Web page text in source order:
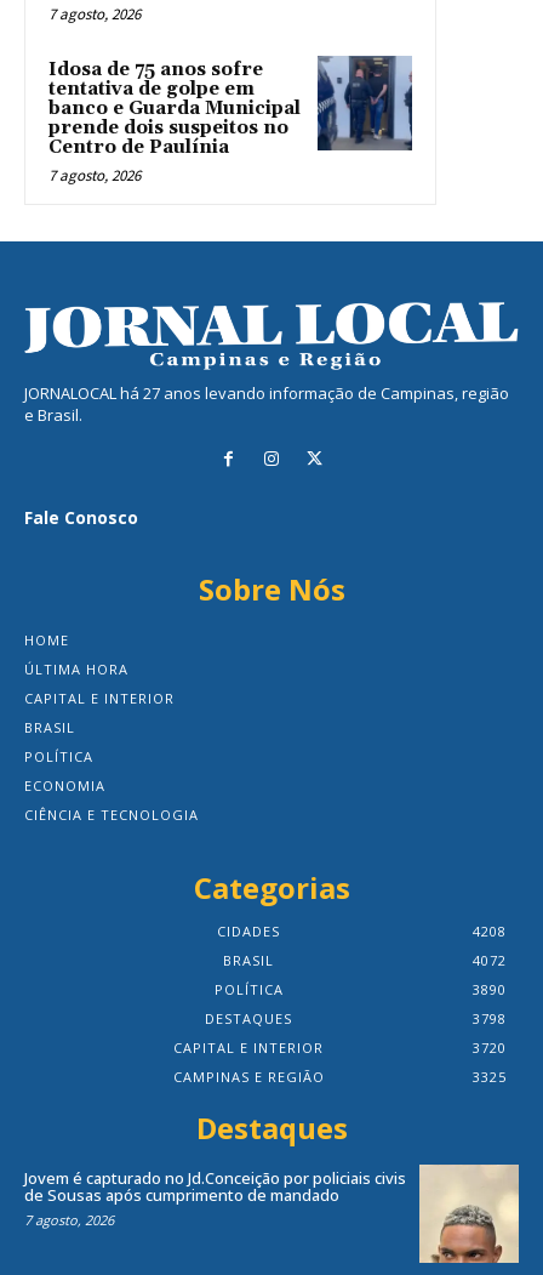
7 agosto, 2026
Idosa de 75 anos sofre
tentativa de golpe em
banco e Guarda Municipal
prende dois suspeitos no
Centro de Paulínia
7 agosto, 2026
JORNALOCAL há 27 anos levando informação de Campinas, região
e Brasil.
Fale Conosco
Sobre Nós
HOME
ÚLTIMA HORA
CAPITAL E INTERIOR
BRASIL
POLÍTICA
ECONOMIA
CIÊNCIA E TECNOLOGIA
Categorias
CIDADES
4208
BRASIL
4072
POLÍTICA
3890
DESTAQUES
3798
CAPITAL E INTERIOR
3720
CAMPINAS E REGIÃO
3325
Destaques
Jovem é capturado no Jd.Conceição por policiais civis
de Sousas após cumprimento de mandado
7 agosto, 2026